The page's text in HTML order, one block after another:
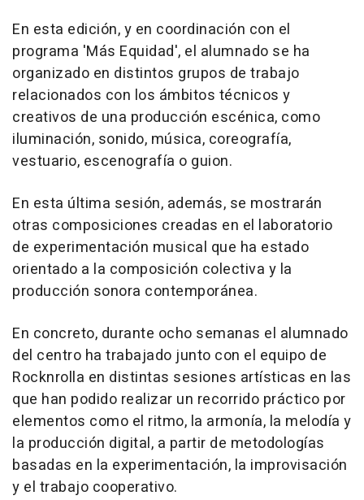
En esta edición, y en coordinación con el
programa 'Más Equidad', el alumnado se ha
organizado en distintos grupos de trabajo
relacionados con los ámbitos técnicos y
creativos de una producción escénica, como
iluminación, sonido, música, coreografía,
vestuario, escenografía o guion.
En esta última sesión, además, se mostrarán
otras composiciones creadas en el laboratorio
de experimentación musical que ha estado
orientado a la composición colectiva y la
producción sonora contemporánea.
En concreto, durante ocho semanas el alumnado
del centro ha trabajado junto con el equipo de
Rocknrolla en distintas sesiones artísticas en las
que han podido realizar un recorrido práctico por
elementos como el ritmo, la armonía, la melodía y
la producción digital, a partir de metodologías
basadas en la experimentación, la improvisación
y el trabajo cooperativo.